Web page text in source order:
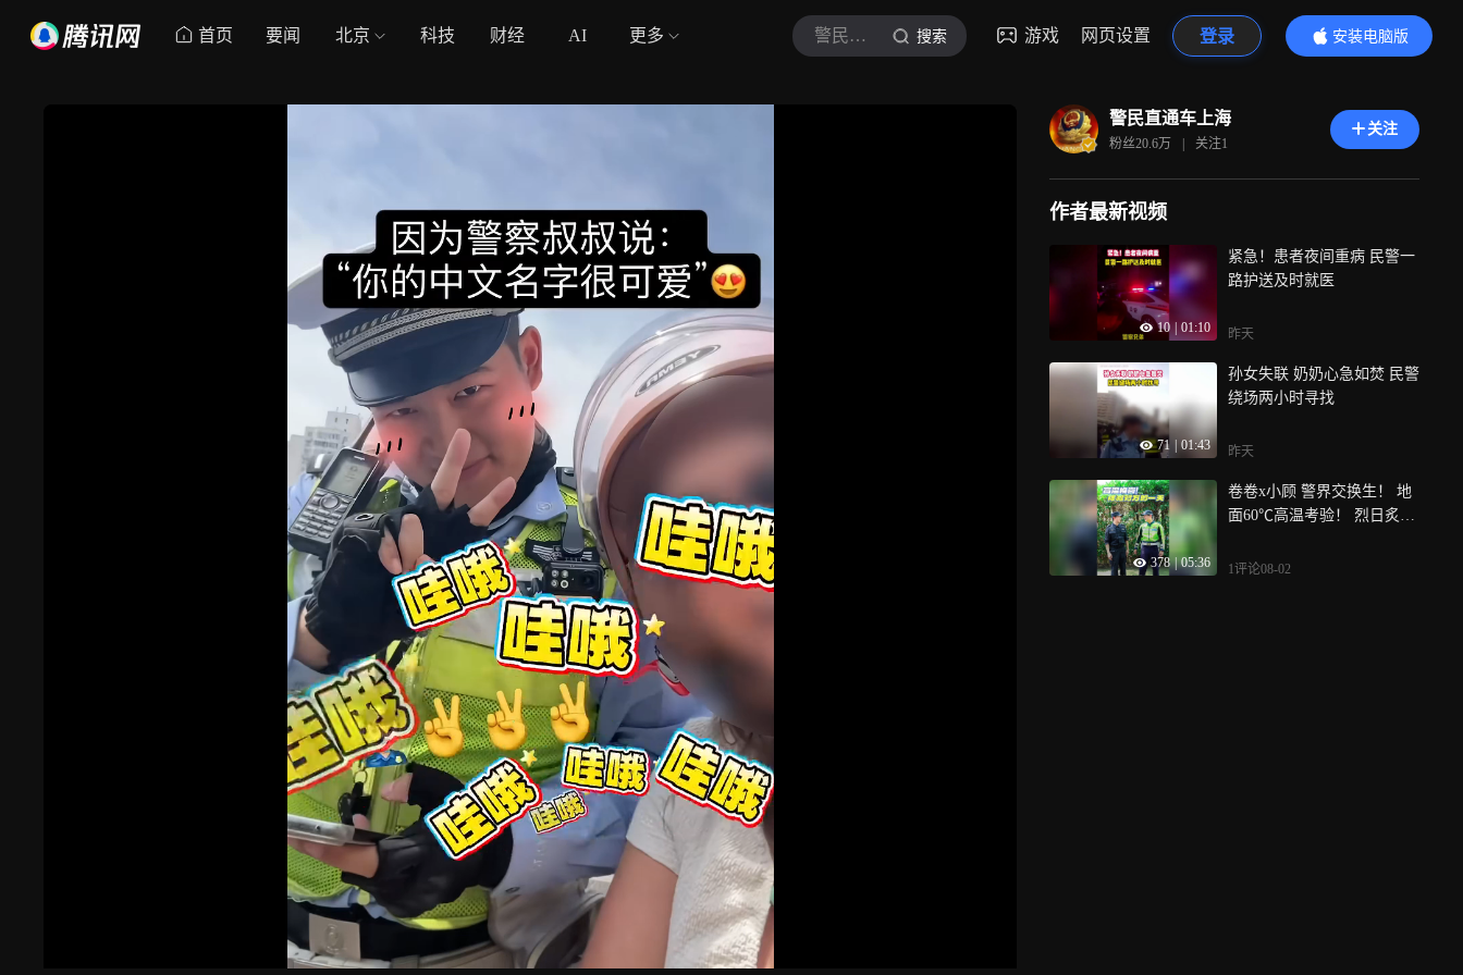
首页 要闻 北京 科技 财经 AI 更多 警民直通车上海 搜索 游戏 网页设置 登录
安装电脑版
内容更精彩
警民直通车上海
粉丝20.6万 | 关注1
关注
作者最新视频
10 01:10
紧急！患者夜间重病 民警一
路护送及时就医
昨天
71 01:43
孙女失联 奶奶心急如焚 民警
绕场两小时寻找
昨天
378 | 05:36
卷卷x小顾 警界交换生！ 地
面60℃高温考验！ 烈日炙烤
1评论08-02